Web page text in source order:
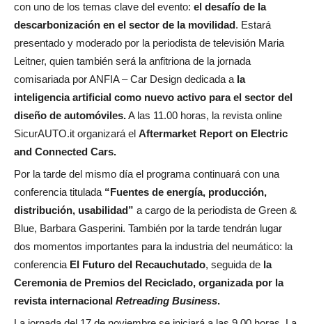
con uno de los temas clave del evento: el desafío de la
descarbonización en el sector de la movilidad. Estará
presentado y moderado por la periodista de televisión Maria
Leitner, quien también será la anfitriona de la jornada
comisariada por ANFIA – Car Design dedicada a la
inteligencia artificial como nuevo activo para el sector del
diseño de automóviles.A las 11.00 horas, la revista online
SicurAUTO.it organizará el Aftermarket Report on Electric
and Connected Cars.
Por la tarde del mismo día el programa continuará con una
conferencia titulada “Fuentes de energía, producción,
distribución, usabilidad” a cargo de la periodista de Green &
Blue, Barbara Gasperini. También por la tarde tendrán lugar
dos momentos importantes para la industria del neumático: la
conferencia El Futuro del Recauchutado, seguida de la
Ceremonia de Premios del Reciclado, organizada por la
revista internacional Retreading Business.